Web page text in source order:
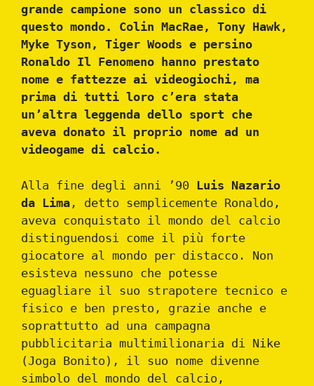
grande campione sono un classico di
questo mondo. Colin MacRae, Tony Hawk,
Myke Tyson, Tiger Woods e persino
Ronaldo Il Fenomeno hanno prestato
nome e fattezze ai videogiochi, ma
prima di tutti loro c’era stata
un’altra leggenda dello sport che
aveva donato il proprio nome ad un
videogame di calcio.
Alla fine degli anni ’90 Luis Nazario
da Lima , detto semplicemente Ronaldo,
aveva conquistato il mondo del calcio
distinguendosi come il più forte
giocatore al mondo per distacco. Non
esisteva nessuno che potesse
eguagliare il suo strapotere tecnico e
fisico e ben presto, grazie anche e
soprattutto ad una campagna
pubblicitaria multimilionaria di Nike
(Joga Bonito), il suo nome divenne
simbolo del mondo del calcio,